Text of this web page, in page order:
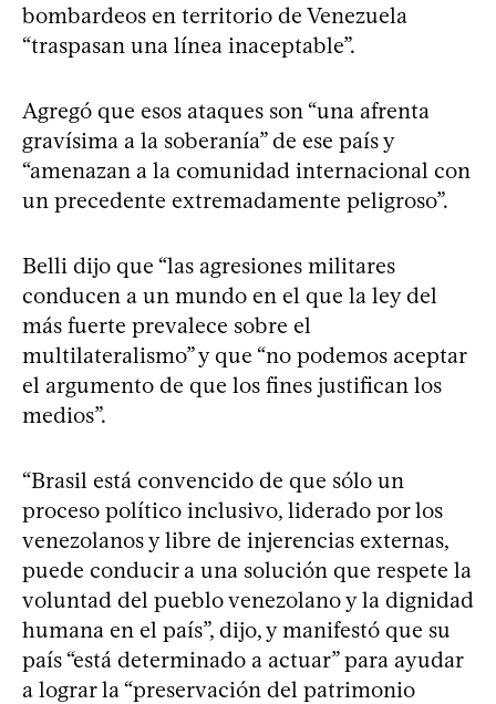
bombardeos en territorio de Venezuela
“traspasan una línea inaceptable”.
Agregó que esos ataques son “una afrenta
gravísima a la soberanía” de ese país y
“amenazan a la comunidad internacional con
un precedente extremadamente peligroso”.
Belli dijo que “las agresiones militares
conducen a un mundo en el que la ley del
más fuerte prevalece sobre el
multilateralismo” y que “no podemos aceptar
el argumento de que los fines justifican los
medios”.
“Brasil está convencido de que sólo un
proceso político inclusivo, liderado por los
venezolanos y libre de injerencias externas,
puede conducir a una solución que respete la
voluntad del pueblo venezolano y la dignidad
humana en el país”, dijo, y manifestó que su
país “está determinado a actuar” para ayudar
a lograr la “preservación del patrimonio